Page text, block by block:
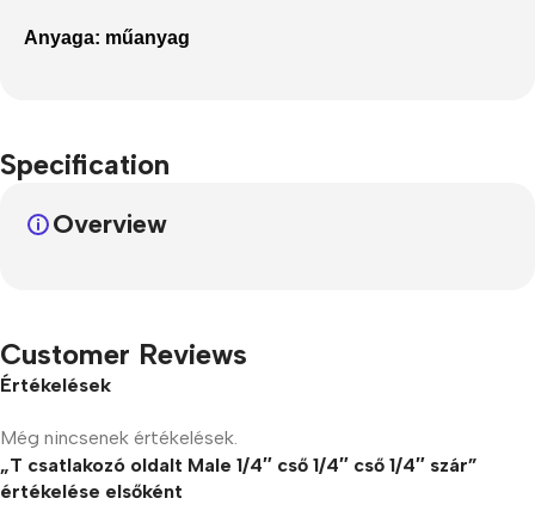
Anyaga: műanyag
Specification
Overview
Customer Reviews
Értékelések
Még nincsenek értékelések.
„T csatlakozó oldalt Male 1/4″ cső 1/4″ cső 1/4″ szár”
értékelése elsőként